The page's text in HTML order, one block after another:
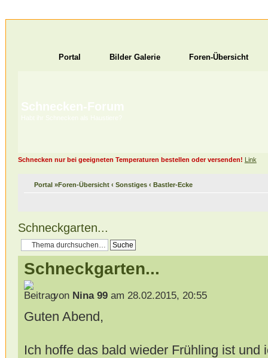
Portal Bilder Galerie Foren-Übersicht
Schnecken-Forum
Habt ihr Schnecken als Haustiere?
Schnecken nur bei geeigneten Temperaturen bestellen oder versenden! Link
Portal»Foren-Übersicht ‹ Sonstiges ‹ Bastler-Ecke
Schneckgarten...
Schneckgarten...
von Nina 99am 28.02.2015, 20:55
Guten Abend,
Ich hoffe das bald wieder Frühling ist und